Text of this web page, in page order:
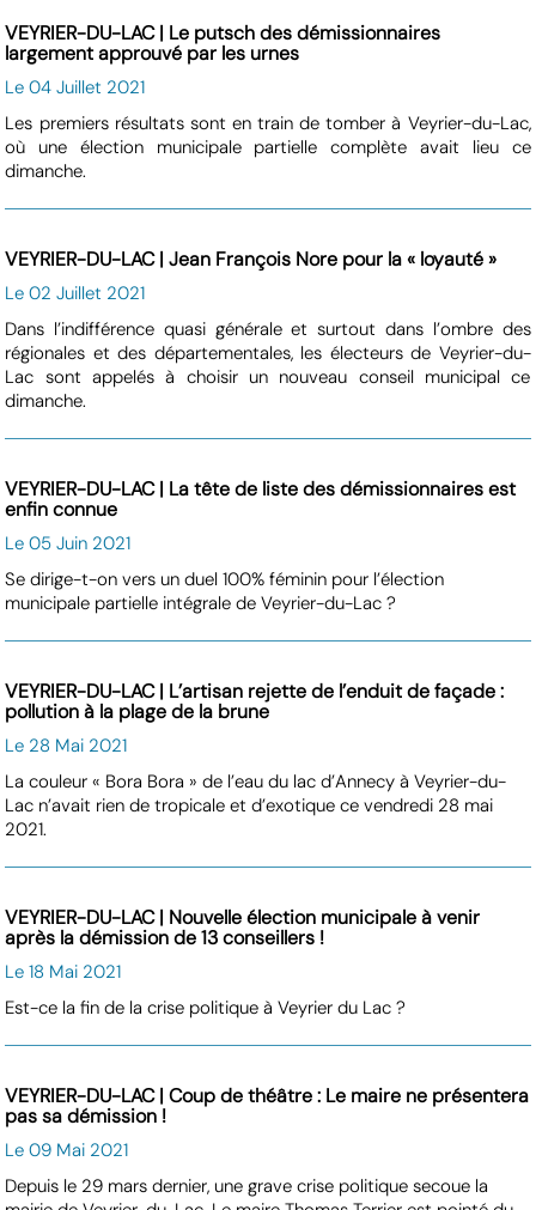
VEYRIER-DU-LAC | Le putsch des démissionnaires
largement approuvé par les urnes
Le 04 Juillet 2021
Les premiers résultats sont en train de tomber à Veyrier-du-Lac,
où une élection municipale partielle complète avait lieu ce
dimanche.
VEYRIER-DU-LAC | Jean François Nore pour la « loyauté »
Le 02 Juillet 2021
Dans l’indifférence quasi générale et surtout dans l’ombre des
régionales et des départementales, les électeurs de Veyrier-du-
Lac sont appelés à choisir un nouveau conseil municipal ce
dimanche.
VEYRIER-DU-LAC | La tête de liste des démissionnaires est
enfin connue
Le 05 Juin 2021
Se dirige-t-on vers un duel 100% féminin pour l’élection
municipale partielle intégrale de Veyrier-du-Lac ?
VEYRIER-DU-LAC | L’artisan rejette de l’enduit de façade :
pollution à la plage de la brune
Le 28 Mai 2021
La couleur « Bora Bora » de l’eau du lac d’Annecy à Veyrier-du-
Lac n’avait rien de tropicale et d’exotique ce vendredi 28 mai
2021.
VEYRIER-DU-LAC | Nouvelle élection municipale à venir
après la démission de 13 conseillers !
Le 18 Mai 2021
Est-ce la fin de la crise politique à Veyrier du Lac ?
VEYRIER-DU-LAC | Coup de théâtre : Le maire ne présentera
pas sa démission !
Le 09 Mai 2021
Depuis le 29 mars dernier, une grave crise politique secoue la